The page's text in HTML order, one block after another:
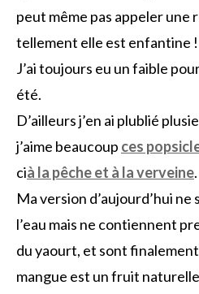
peut même pas appeler une
tellement elle est enfantine !
J’ai toujours eu un faible
été.
D’ailleurs j’en ai plublié
j’aime beaucoup ces
cià la pêche et à la verveine.
Ma version d’aujourd’hui ne
l’eau mais ne contiennent
du yaourt, et sont finalement
mangue est un fruit